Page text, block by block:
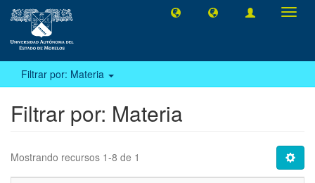
Filtrar por: Materia
Filtrar por: Materia
Mostrando recursos 1-8 de 1